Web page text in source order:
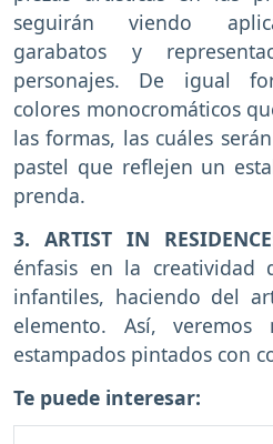
seguirán viendo
garabatos y
personajes. De igual
colores monocromáticos
las formas, las cuáles
pastel que reflejen un
prenda.
3. ARTIST IN
énfasis en la creatividad
infantiles, haciendo del
elemento. Así, veremos
estampados pintados con
Te puede interesar: